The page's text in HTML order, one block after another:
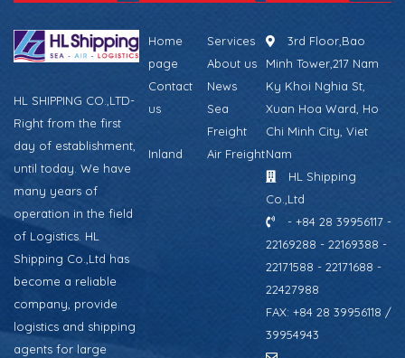
HL SHIPPING CO.,LTD-
Right from the first
day of establishment,
until today. We have
many years of
operation in the field
of Logistics. HL
Shipping Co.,Ltd has
become a reliable
company, provide
logistics and shipping
agents for large
Home
page
Services
About us
Contact
us
News
Sea
Freight
Inland
Air Freight
3rd Floor,Bao
Minh Tower,217 Nam
Ky Khoi Nghia St,
Xuan Hoa Ward, Ho
Chi Minh City, Viet
Nam
HL Shipping
Co.,Ltd
- +84 28 39956117 -
22169288 - 22169388 -
22171588 - 22171688 -
22427988
FAX: +84 28 39956118 /
39954943